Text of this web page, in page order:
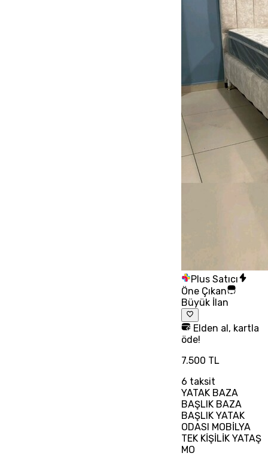
Plus Satıcı
Öne Çıkan
Büyük İlan
Elden al, kartla
öde!
7.500 TL
6 taksit
YATAK BAZA
BAŞLIK BAZA
BAŞLIK YATAK
ODASI MOBİLYA
TEK KİŞİLİK YATAŞ
MO